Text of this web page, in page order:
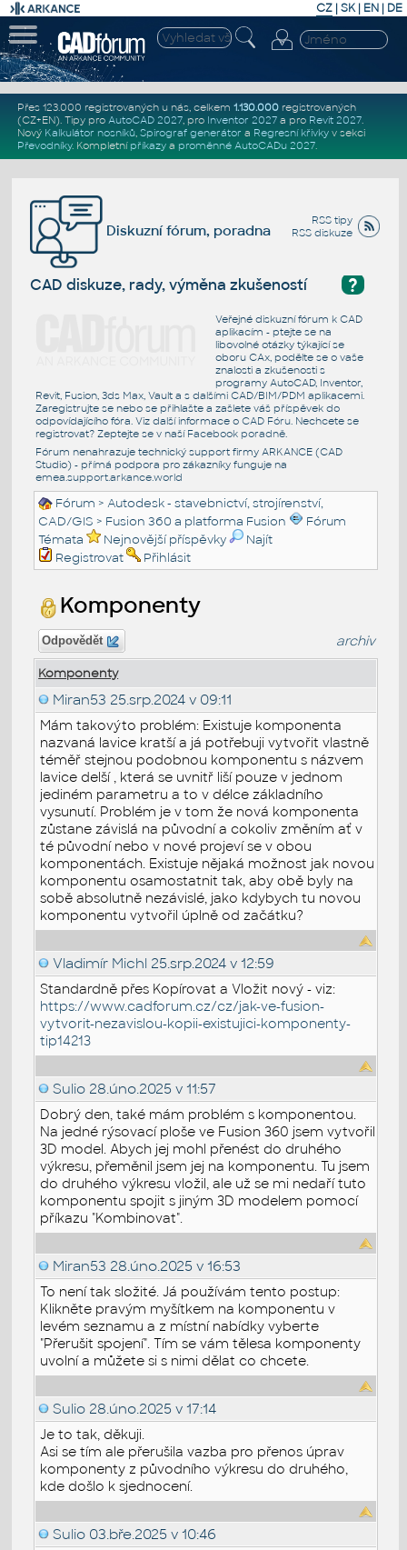
CZ | SK| EN | DE
Přes 123.000 registrovaných u nás, celkem 1.130.000registrovaných
(CZ+EN). Tipy pro AutoCAD 2027, pro Inventor 2027a pro Revit 2027.
Nový Kalkulátor nosníků, Spirograf generátor a Regresní křivkyv sekci
Převodníky. Kompletní příkazya proměnné AutoCADu 2027.
RSS tipy
RSS diskuze
Diskuzní fórum, poradna
?
CAD diskuze, rady, výměna zkušeností
Veřejné diskuzní fórum k CAD
aplikacím - ptejte se na
libovolné otázky týkající se
oboru CAx, podělte se o vaše
znalosti a zkušenosti s
programy AutoCAD, Inventor,
Revit, Fusion, 3ds Max, Vault a s dalšími CAD/BIM/PDM aplikacemi.
Zaregistrujte se nebo se přihlašte a zašlete váš příspěvek do
odpovídajícího fóra. Viz další informace o CAD Fóru. Nechcete se
registrovat? Zeptejte se v naší Facebook poradně.
Fórum nenahrazuje technický support firmy ARKANCE (CAD
Studio) - přímá podpora pro zákazníky funguje na
emea.support.arkance.world
Fórum >Autodesk - stavebnictví, strojírenství,
CAD/GIS > Fusion 360 a platforma Fusion
Fórum
Témata
Nejnovější příspěvky
Najít
Registrovat
Přihlásit
Komponenty
Odpovědět archiv
Komponenty
Miran53 25.srp.2024 v 09:11
Mám takovýto problém: Existuje komponenta
nazvaná lavice kratší a já potřebuji vytvořit vlastně
téměř stejnou podobnou komponentu s názvem
lavice delší , která se uvnitř liší pouze v jednom
jediném parametru a to v délce základního
vysunutí. Problém je v tom že nová komponenta
zůstane závislá na původní a cokoliv změním ať v
té původní nebo v nové projeví se v obou
komponentách. Existuje nějaká možnost jak novou
komponentu osamostatnit tak, aby obě byly na
sobě absolutně nezávislé, jako kdybych tu novou
komponentu vytvořil úplně od začátku?
Vladimír Michl 25.srp.2024 v 12:59
Standardně přes Kopírovat a Vložit nový - viz:
https://www.cadforum.cz/cz/jak-ve-fusion-
vytvorit-nezavislou-kopii-existujici-komponenty-
tip14213
Sulio 28.úno.2025 v 11:57
Dobrý den, také mám problém s komponentou.
Na jedné rýsovací ploše ve Fusion 360 jsem vytvořil
3D model. Abych jej mohl přenést do druhého
výkresu, přeměnil jsem jej na komponentu. Tu jsem
do druhého výkresu vložil, ale už se mi nedaří tuto
komponentu spojit s jiným 3D modelem pomocí
příkazu "Kombinovat".
Miran53 28.úno.2025 v 16:53
To není tak složité. Já používám tento postup:
Klikněte pravým myšítkem na komponentu v
levém seznamu a z místní nabídky vyberte
"Přerušit spojení". Tím se vám tělesa komponenty
uvolní a můžete si s nimi dělat co chcete.
Sulio 28.úno.2025 v 17:14
Je to tak, děkuji.
Asi se tím ale přerušila vazba pro přenos úprav
komponenty z původního výkresu do druhého,
kde došlo k sjednocení.
Sulio 03.bře.2025 v 10:46